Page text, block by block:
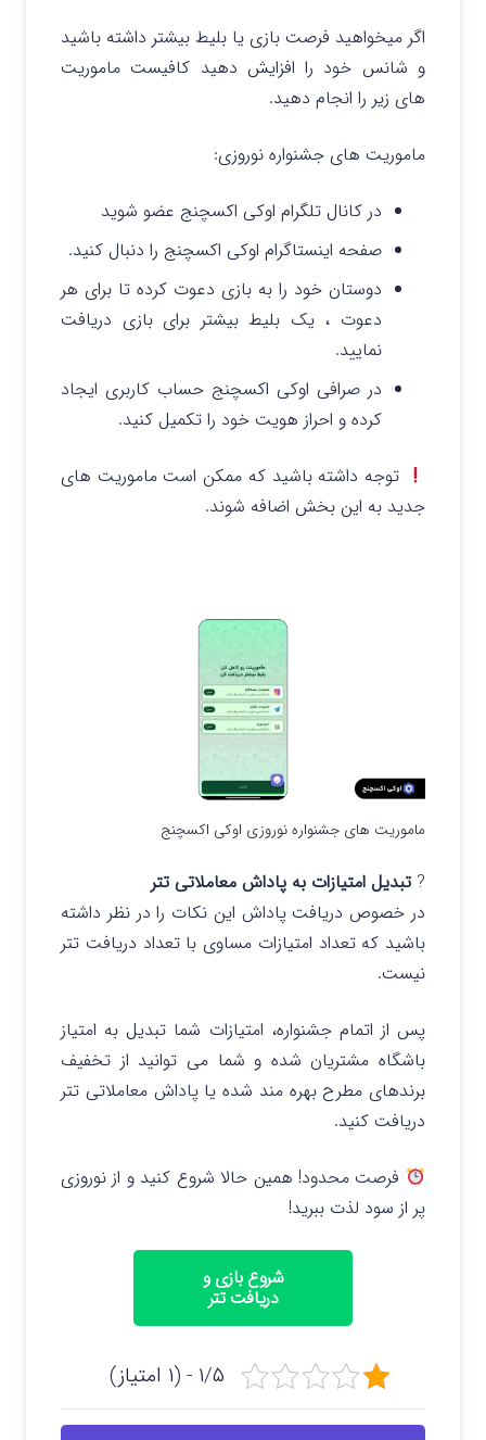
اگر میخواهید فرصت بازی یا بلیط بیشتر داشته باشید
و شانس خود را افزایش دهید کافیست ماموریت
های زیر را انجام دهید.
ماموریت های جشنواره نوروزی:
در کانال تلگرام اوکی اکسچنج عضو شوید
صفحه اینستاگرام اوکی اکسچنج را دنبال کنید.
دوستان خود را به بازی دعوت کرده تا برای هر
دعوت ، یک بلیط بیشتر برای بازی دریافت
نمایید.
در صرافی اوکی اکسچنج حساب کاربری ایجاد
کرده و احراز هویت خود را تکمیل کنید.
توجه داشته باشید که ممکن است ماموریت های
جدید به این بخش اضافه شوند.
ماموریت های جشنواره نوروزی اوکی اکسچنج
? تبدیل امتیازات به پاداش معاملاتی تتر
در خصوص دریافت پاداش این نکات را در نظر داشته
باشید که تعداد امتیازات مساوی با تعداد دریافت تتر
نیست.
پس از اتمام جشنواره، امتیازات شما تبدیل به امتیاز
باشگاه مشتریان شده و شما می توانید از تخفیف
برندهای مطرح بهره مند شده یا پاداش معاملاتی تتر
دریافت کنید.
فرصت محدود! همین حالا شروع کنید و از نوروزی
پر از سود لذت ببرید!
شروع بازی و
دریافت تتر
۱/۵ - (۱ امتیاز)